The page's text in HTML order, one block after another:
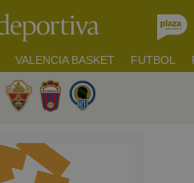
VALENCIA BASKET FUTBOL